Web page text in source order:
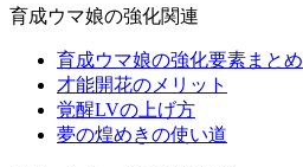
育成ウマ娘の強化関連
育成ウマ娘の強化要素まとめ
才能開花のメリット
覚醒LVの上げ方
夢の煌めきの使い道